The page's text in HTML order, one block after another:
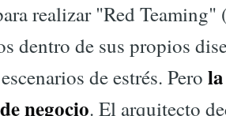
realizar "Red Teaming"
dentro de sus propios
de estrés. Pero
negocio. El arquitecto